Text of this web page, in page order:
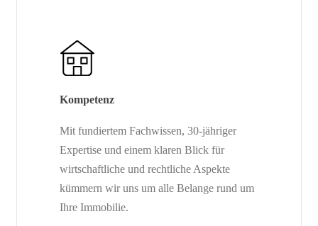
Kompetenz
Mit fundiertem Fachwissen, 30-jähriger
Expertise und einem klaren Blick für
wirtschaftliche und rechtliche Aspekte
kümmern wir uns um alle Belange rund um
Ihre Immobilie.